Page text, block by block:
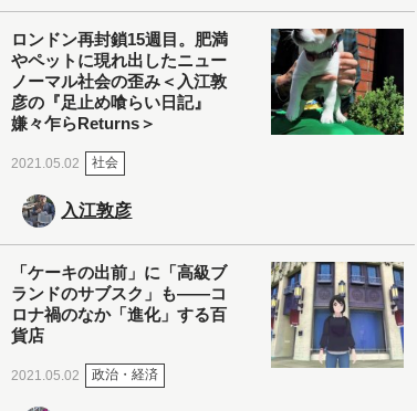
ロンドン再封鎖15週目。肥満
やペットに現れ出したニュー
ノーマル社会の歪み＜入江敦
彦の『足止め喰らい日記』
嫌々乍らReturns＞
2021.05.02 社会
入江敦彦
「ケーキの出前」に「高級ブ
ランドのサブスク」も――コ
ロナ禍のなか「進化」する百
貨店
2021.05.02 政治・経済